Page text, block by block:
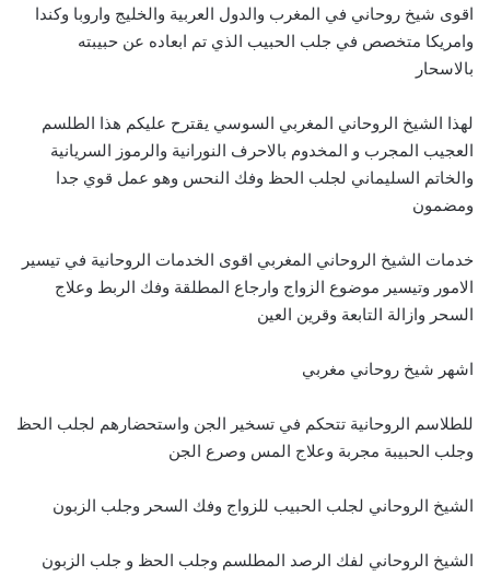
اقوى شيخ روحاني في المغرب والدول العربية والخليج واروبا وكندا
وامريكا متخصص في جلب الحبيب الذي تم ابعاده عن حبيبته
بالاسحار
لهذا الشيخ الروحاني المغربي السوسي يقترح عليكم هذا الطلسم
العجيب المجرب و المخدوم بالاحرف النورانية والرموز السريانية
والخاتم السليماني لجلب الحظ وفك النحس وهو عمل قوي جدا
ومضمون
خدمات الشيخ الروحاني المغربي اقوى الخدمات الروحانية في تيسير
الامور وتيسير موضوع الزواج وارجاع المطلقة وفك الربط وعلاج
السحر وازالة التابعة وقرين العين
اشهر شيخ روحاني مغربي
للطلاسم الروحانية تتحكم في تسخير الجن واستحضارهم لجلب الحظ
وجلب الحبيبة مجربة وعلاج المس وصرع الجن
الشيخ الروحاني لجلب الحبيب للزواج وفك السحر وجلب الزبون
الشيخ الروحاني لفك الرصد المطلسم وجلب الحظ و جلب الزبون